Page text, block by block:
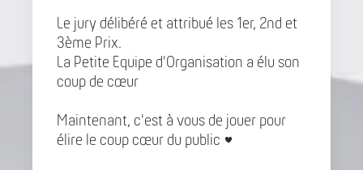
Le jury délibéré et attribué les 1er, 2nd et
3ème Prix.
La Petite Equipe d'Organisation a élu son
coup de cœur
Maintenant, c'est à vous de jouer pour
élire le coup cœur du public ♥️